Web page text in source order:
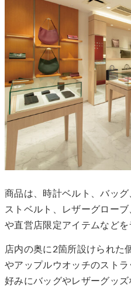
商品は、時計ベルト、バッ
ストベルト、レザーグロー
や直営店限定アイテムなどを
店内の奥に2箇所設けられた
やアップルウオッチのスト
好みにバッグやレザーグッ